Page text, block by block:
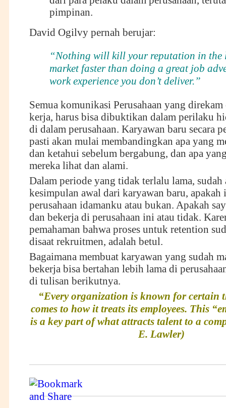
pimpinan.
David Ogilvy pernah berujar:
“Nothing will kill your reputation in the
market faster than doing a great job
work experience you don’t deliver.”
Semua komunikasi Perusahaan yang
kerja, harus bisa dibuktikan dalam perilaku
di dalam perusahaan. Karyawan baru secara
pasti akan mulai membandingkan apa yang
dan ketahui sebelum bergabung, dan apa
mereka lihat dan alami.
Dalam periode yang tidak terlalu lama, sudah
kesimpulan awal dari karyawan baru, apakah
perusahaan idamanku atau bukan. Apakah
dan bekerja di perusahaan ini atau tidak.
pemahaman bahwa proses untuk retention
disaat rekruitmen, adalah betul.
Bagaimana membuat karyawan yang sudah
bekerja bisa bertahan lebih lama di
di tulisan berikutnya.
“Every organization is known for certain
comes to how it treats its employees. This
is a key part of what attracts talent to a
E. Lawler)